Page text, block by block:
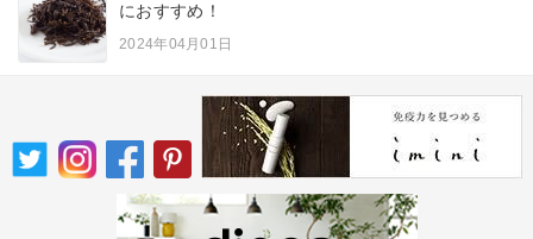
におすすめ！
2024年04月01日